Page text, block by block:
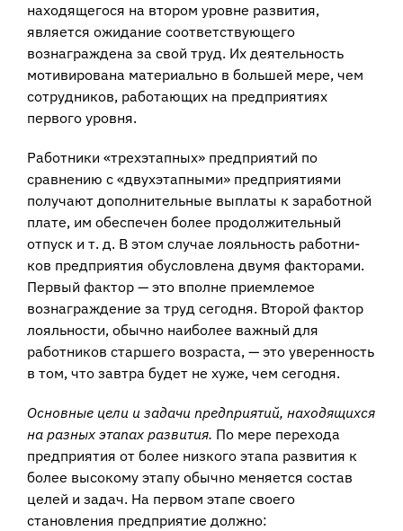
находящегося на втором уровне развития,
является ожидание соответствующего
вознаграждена за свой труд. Их деятельность
мотивирована материально в большей мере, чем
сотрудников, работающих на предприятиях
первого уровня.
Работники «трехэтапных» предприятий по
сравнению с «двухэтапными» предприятиями
получают дополнительные выплаты к заработной
плате, им обес­печен более продолжительный
отпуск и т. д. В этом случае лояльность работни­
ков предприятия обусловлена двумя факторами.
Первый фактор — это вполне приемлемое
вознаграждение за труд сегодня. Второй фактор
лояльности, обычно наиболее важный для
работников старшего возраста, — это уверенность
в том, что завтра будет не хуже, чем сегодня.
Основные цели и задачи предприятий, находящихся
на разных этапах разви­тия. По мере перехода
предприятия от более низкого этапа развития к
более высокому этапу обычно меняется состав
целей и задач. На первом этапе своего
становления предприятие должно: